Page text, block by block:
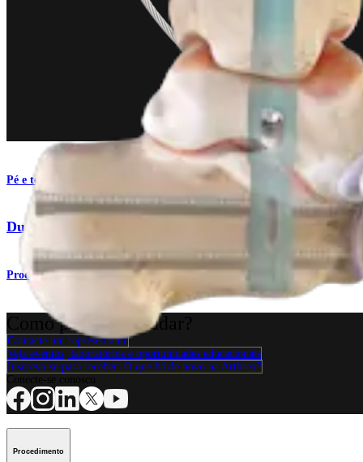
Pé e tornozelo
DualCompression Hindfoot Nail
Produto
Como podemos ajudar?
Contacte um representante
Veja eventos, laboratórios e oportunidades educacionais
Inscreva-se para receber: O que há de novo na Arthrex?
Procedimento